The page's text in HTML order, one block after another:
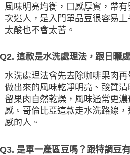
風味明亮均衡，口感厚實，帶
次迷人，是入門單品豆很容易
太酸也不會太苦。
Q2. 這款是水洗處理法，跟日曬
水洗處理法會先去除咖啡果肉再
做出來的風味乾淨明亮、酸質
留果肉自然乾燥，風味通常更
感。哥倫比亞這款走水洗路線
感的人。
Q3. 是單一產區豆嗎？跟特調豆